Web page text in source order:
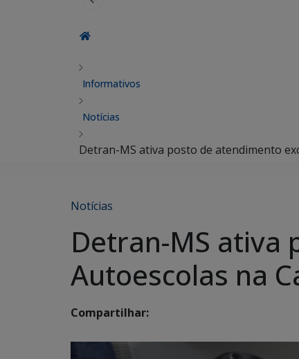
Informativos
Notícias
Detran-MS ativa posto de atendimento
Notícias
Detran-MS ativa
Autoescolas na
Compartilhar: